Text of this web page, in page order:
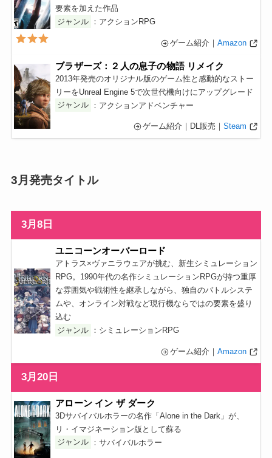
要素を加えた作品
ジャンル ：アクションRPG
ゲーム紹介｜ Amazon
ブラザーズ：２人の息子の物語 リメイク
2013年発売のオリジナル版のゲーム性と感動的なストー
リーをUnreal Engine 5で次世代機向けにアップグレード
ジャンル ：アクションアドベンチャー
ゲーム紹介｜DL販売｜ Steam
3月発売タイトル
3月8日
ユニコーンオーバーロード
アトラス×ヴァニラウェアが挑む、新生シミュレーション
RPG。1990年代の名作シミュレーションRPGが持つ重厚
な雰囲気や戦術性を継承しながら、独自のバトルシステ
ムや、オンライン対戦など現行機ならではの要素を盛り
込む
ジャンル ：シミュレーションRPG
ゲーム紹介｜ Amazon
3月20日
アローン イン ザ ダーク
3Dサバイバルホラーの名作「Alone in the Dark」が、
リ・イマジネーション版として蘇る
ジャンル ：サバイバルホラー